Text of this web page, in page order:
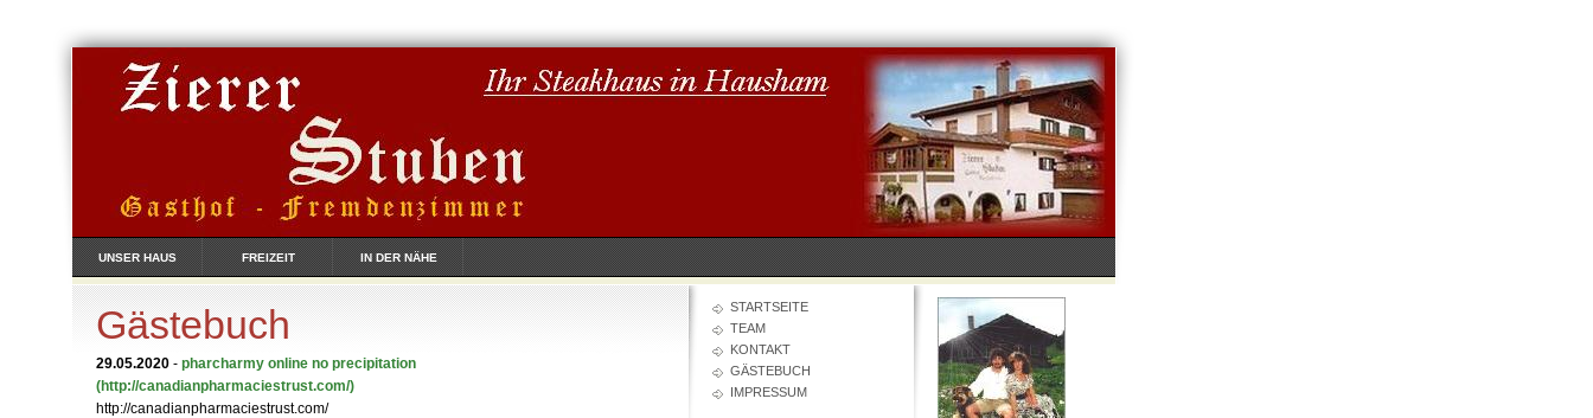
UNSER HAUS FREIZEIT IN DER NÄHE
STARTSEITE
TEAM
KONTAKT
GÄSTEBUCH
IMPRESSUM
Gästebuch
29.05.2020 - pharcharmy online no precipitation
(http://canadianpharmaciestrust.com/)
http://canadianpharmaciestrust.com/